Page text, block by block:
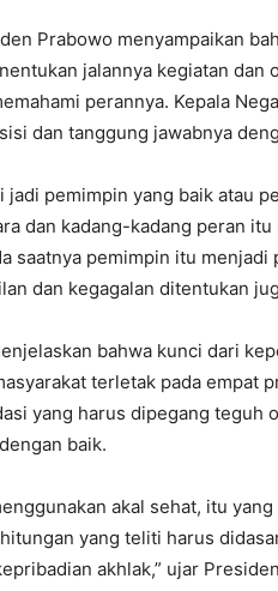
Prabowo menyampaikan
jalannya kegiatan
perannya. Kepala
dan tanggung jawabnya
jadi pemimpin yang baik atau
dan kadang-kadang peran
saatnya pemimpin itu
dan kegagalan ditentukan
bahwa kunci dari
terletak pada empat
yang harus dipegang teguh
baik.
akal sehat, itu
yang teliti harus
akhlak,” ujar